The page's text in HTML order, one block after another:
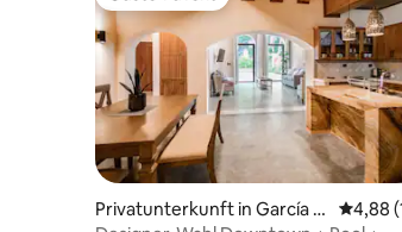
Privatunterkunft in García G
4,88